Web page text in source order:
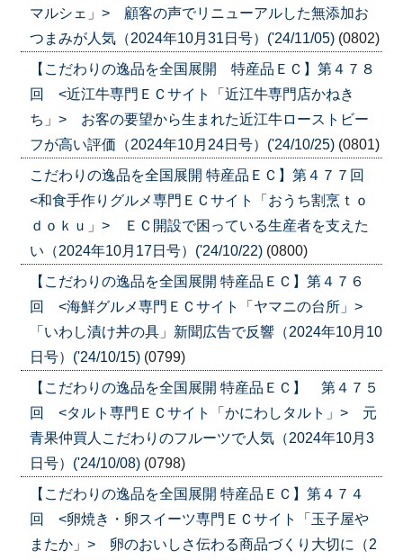
マルシェ」> 顧客の声でリニューアルした無添加お
つまみが人気（2024年10月31日号）('24/11/05) (0802)
【こだわりの逸品を全国展開 特産品ＥＣ】第４７８
回 <近江牛専門ＥＣサイト「近江牛専門店かねき
ち」> お客の要望から生まれた近江牛ローストビー
フが高い評価（2024年10月24日号）('24/10/25) (0801)
こだわりの逸品を全国展開 特産品ＥＣ】第４７７回
<和食手作りグルメ専門ＥＣサイト「おうち割烹ｔｏ
ｄｏｋｕ」> ＥＣ開設で困っている生産者を支えた
い（2024年10月17日号）('24/10/22) (0800)
【こだわりの逸品を全国展開 特産品ＥＣ】第４７６
回 <海鮮グルメ専門ＥＣサイト「ヤマニの台所」>
「いわし漬け丼の具」新聞広告で反響（2024年10月10
日号）('24/10/15) (0799)
【こだわりの逸品を全国展開 特産品ＥＣ】 第４７５
回 <タルト専門ＥＣサイト「かにわしタルト」> 元
青果仲買人こだわりのフルーツで人気（2024年10月3
日号）('24/10/08) (0798)
【こだわりの逸品を全国展開 特産品ＥＣ】第４７４
回 <卵焼き・卵スイーツ専門ＥＣサイト「玉子屋や
またか」> 卵のおいしさ伝わる商品づくり大切に（2